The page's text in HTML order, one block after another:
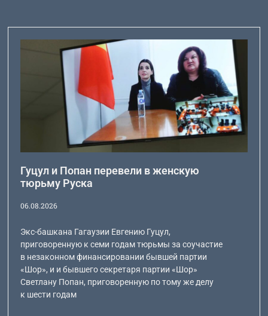
Гуцул и Попан перевели в женскую
тюрьму Руска
06.08.2026
Экс-башкана Гагаузии Евгению Гуцул,
приговоренную к семи годам тюрьмы за соучастие
в незаконном финансировании бывшей партии
«Шор», и и бывшего секретаря партии «Шор»
Светлану Попан, приговоренную по тому же делу
к шести годам